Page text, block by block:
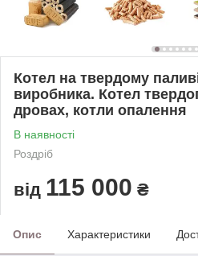
Котел на твердому
виробника. Котел
дровах, котли опалення
В наявності
Роздріб
від 115 000 ₴
Опис Характеристики